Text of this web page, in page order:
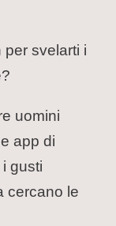
svelarti i
uomini
app di
gusti
cercano le